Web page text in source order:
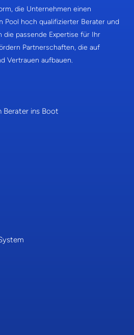
die Unternehmen einen
Pool hoch qualifizierter Berater und
die passende Expertise für Ihr
Partnerschaften, die auf
Vertrauen aufbauen.
Berater ins Boot